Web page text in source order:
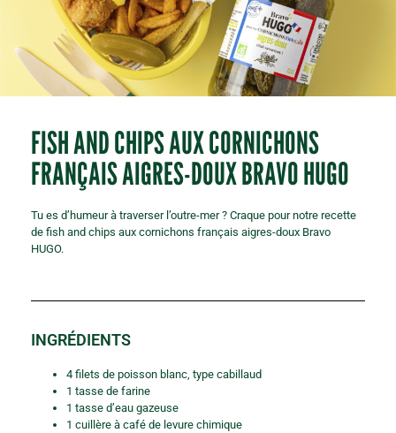
FISH AND CHIPS AUX CORNICHONS
FRANÇAIS AIGRES-DOUX BRAVO HUGO
Tu es d’humeur à traverser l’outre-mer ? Craque pour notre recette
de fish and chips aux cornichons français aigres-doux Bravo
HUGO.
INGRÉDIENTS
4 filets de poisson blanc, type cabillaud
1 tasse de farine
1 tasse d’eau gazeuse
1 cuillère à café de levure chimique